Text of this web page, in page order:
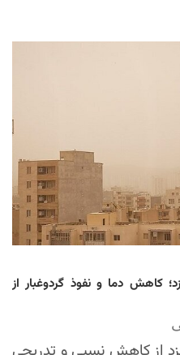
کاهش دما و نفوذ گردوغبار از